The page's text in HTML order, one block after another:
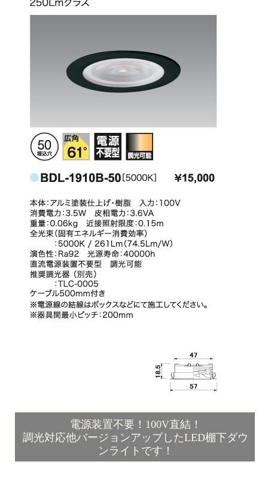
電源装置不要！100V直結！
調光対応他バージョンアップしたLED棚下ダウ
ンライトです！